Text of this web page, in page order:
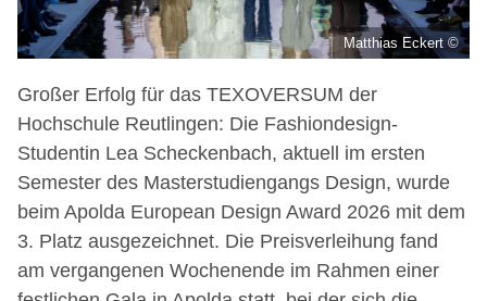
Matthias Eckert ©
Großer Erfolg für das TEXOVERSUM der
Hochschule Reutlingen: Die Fashiondesign-
Studentin Lea Scheckenbach, aktuell im ersten
Semester des Masterstudiengangs Design, wurde
beim Apolda European Design Award 2026 mit dem
3. Platz ausgezeichnet. Die Preisverleihung fand
am vergangenen Wochenende im Rahmen einer